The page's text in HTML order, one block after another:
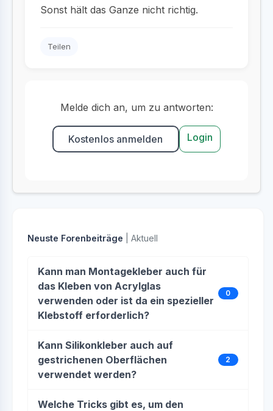
Sonst hält das Ganze nicht richtig.
Teilen
Melde dich an, um zu antworten:
Kostenlos anmelden Login
Neuste Forenbeiträge | Aktuell
Kann man Montagekleber auch für
das Kleben von Acrylglas
verwenden oder ist da ein spezieller
Klebstoff erforderlich?
0
Kann Silikonkleber auch auf
gestrichenen Oberflächen
verwendet werden?
2
Welche Tricks gibt es, um den